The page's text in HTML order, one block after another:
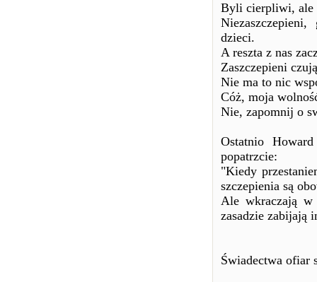
Byli cierpliwi, ale
dzieci.
A reszta z nas
Zaszczepieni
Nie ma to nic
Cóż, moja
Nie, zapomnij o
Ostatnio
popatrzcie:
"Kiedy
szczepienia są
Ale wkraczają
zasadzie zabijają
Świadectwa ofiar